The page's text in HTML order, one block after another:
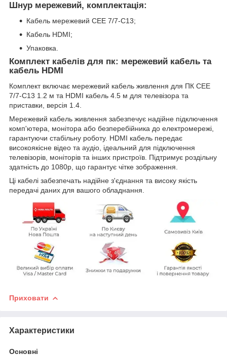
Шнур мережевий, комплектація:
Кабель мережевий CEE 7/7-C13;
Кабель HDMI;
Упаковка.
Комплект кабелів для пк: мережевий кабель та
кабель HDMI
Комплект включає мережевий кабель живлення для ПК CEE
7/7-C13 1.2 м та HDMI кабель 4.5 м для телевізора та
приставки, версія 1.4.
Мережевий кабель живлення забезпечує надійне підключення
комп'ютера, монітора або безперебійника до електромережі,
гарантуючи стабільну роботу. HDMI кабель передає
високоякісне відео та аудіо, ідеальний для підключення
телевізорів, моніторів та інших пристроїв. Підтримує роздільну
здатність до 1080p, що гарантує чітке зображення.
Ці кабелі забезпечать надійне з'єднання та високу якість
передачі даних для вашого обладнання.
Приховати
Характеристики
Основні